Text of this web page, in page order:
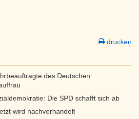
drucken
des Deutschen
Die SPD schafft sich ab
wird nachverhandelt